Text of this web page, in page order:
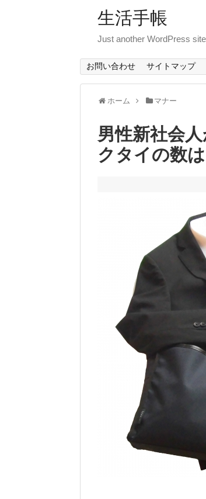
生活手帳
Just another WordPress site
お問い合わせ サイトマップ
ホーム マナー
男性新社会
クタイの数は